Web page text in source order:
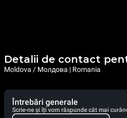
Detalii de contact
Moldova / Молдова | Romania
Întrebări generale
Scrie-ne și îți vom răspunde cât mai